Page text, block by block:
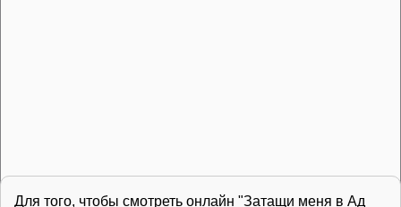
Для того, чтобы смотреть онлайн "Затащи меня в Ад